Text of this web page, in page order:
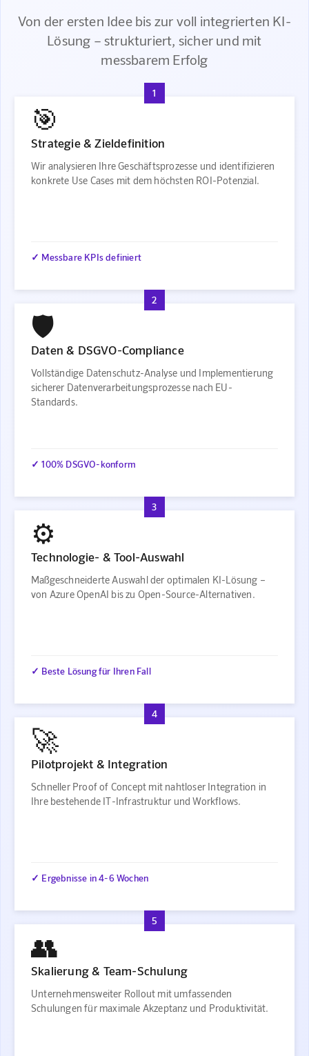
Von der ersten Idee bis zur voll integrierten KI-
Lösung – strukturiert, sicher und mit
messbarem Erfolg
1
🎯
Strategie & Zieldefinition
Wir analysieren Ihre Geschäftsprozesse und identifizieren
konkrete Use Cases mit dem höchsten ROI-Potenzial.
✓ Messbare KPIs definiert
2
🛡️
Daten & DSGVO-Compliance
Vollständige Datenschutz-Analyse und Implementierung
sicherer Datenverarbeitungsprozesse nach EU-
Standards.
✓ 100% DSGVO-konform
3
⚙️
Technologie- & Tool-Auswahl
Maßgeschneiderte Auswahl der optimalen KI-Lösung –
von Azure OpenAI bis zu Open-Source-Alternativen.
✓ Beste Lösung für Ihren Fall
4
🚀
Pilotprojekt & Integration
Schneller Proof of Concept mit nahtloser Integration in
Ihre bestehende IT-Infrastruktur und Workflows.
✓ Ergebnisse in 4-6 Wochen
5
👥
Skalierung & Team-Schulung
Unternehmensweiter Rollout mit umfassenden
Schulungen für maximale Akzeptanz und Produktivität.